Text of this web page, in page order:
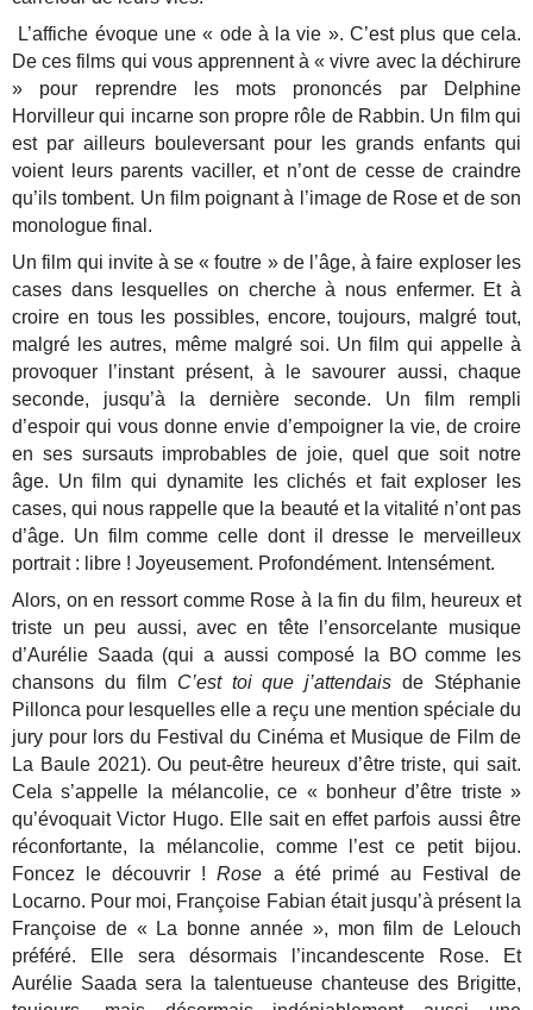
L’affiche évoque une « ode à la vie ». C’est plus que cela.
De ces films qui vous apprennent à « vivre avec la déchirure
» pour reprendre les mots prononcés par Delphine
Horvilleur qui incarne son propre rôle de Rabbin. Un film qui
est par ailleurs bouleversant pour les grands enfants qui
voient leurs parents vaciller, et n’ont de cesse de craindre
qu’ils tombent. Un film poignant à l’image de Rose et de son
monologue final.
Un film qui invite à se « foutre » de l’âge, à faire exploser les
cases dans lesquelles on cherche à nous enfermer. Et à
croire en tous les possibles, encore, toujours, malgré tout,
malgré les autres, même malgré soi. Un film qui appelle à
provoquer l’instant présent, à le savourer aussi, chaque
seconde, jusqu’à la dernière seconde. Un film rempli
d’espoir qui vous donne envie d’empoigner la vie, de croire
en ses sursauts improbables de joie, quel que soit notre
âge. Un film qui dynamite les clichés et fait exploser les
cases, qui nous rappelle que la beauté et la vitalité n’ont pas
d’âge. Un film comme celle dont il dresse le merveilleux
portrait : libre ! Joyeusement. Profondément. Intensément.
Alors, on en ressort comme Rose à la fin du film, heureux et
triste un peu aussi, avec en tête l’ensorcelante musique
d’Aurélie Saada (qui a aussi composé la BO comme les
chansons du film C’est toi que j’attendaisde Stéphanie
Pillonca pour lesquelles elle a reçu une mention spéciale du
jury pour lors du Festival du Cinéma et Musique de Film de
La Baule 2021). Ou peut-être heureux d’être triste, qui sait.
Cela s’appelle la mélancolie, ce « bonheur d’être triste »
qu’évoquait Victor Hugo. Elle sait en effet parfois aussi être
réconfortante, la mélancolie, comme l’est ce petit bijou.
Foncez le découvrir !Rose a été primé au Festival de
Locarno. Pour moi, Françoise Fabian était jusqu’à présent la
Françoise de « La bonne année », mon film de Lelouch
préféré. Elle sera désormais l’incandescente Rose. Et
Aurélie Saada sera la talentueuse chanteuse des Brigitte,